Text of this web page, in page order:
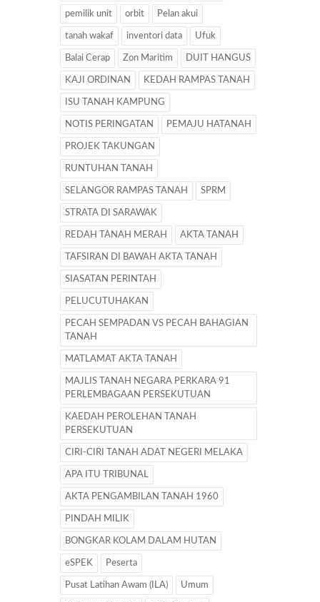
pemilik unit orbit Pelan akui
tanah wakaf inventori data Ufuk
Balai Cerap Zon Maritim DUIT HANGUS
KAJI ORDINAN KEDAH RAMPAS TANAH
ISU TANAH KAMPUNG
NOTIS PERINGATAN PEMAJU HATANAH
PROJEK TAKUNGAN
RUNTUHAN TANAH
SELANGOR RAMPAS TANAH SPRM
STRATA DI SARAWAK
REDAH TANAH MERAH AKTA TANAH
TAFSIRAN DI BAWAH AKTA TANAH
SIASATAN PERINTAH
PELUCUTUHAKAN
PECAH SEMPADAN VS PECAH BAHAGIAN
TANAH
MATLAMAT AKTA TANAH
MAJLIS TANAH NEGARA PERKARA 91
PERLEMBAGAAN PERSEKUTUAN
KAEDAH PEROLEHAN TANAH
PERSEKUTUAN
CIRI-CIRI TANAH ADAT NEGERI MELAKA
APA ITU TRIBUNAL
AKTA PENGAMBILAN TANAH 1960
PINDAH MILIK
BONGKAR KOLAM DALAM HUTAN
eSPEK Peserta
Pusat Latihan Awam (ILA) Umum